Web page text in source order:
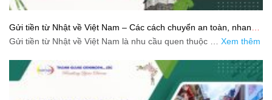
Gửi tiền từ Nhật về Việt Nam – Các cách chuyển an toàn, nhanh
và tiết kiệm
Gửi tiền từ Nhật về Việt Nam là nhu cầu quen thuộc … Xem thêm